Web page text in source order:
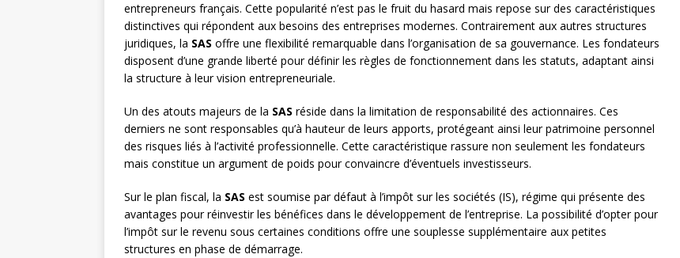
entrepreneurs français. Cette popularité n’est pas le fruit du hasard mais repose sur des caractéristiques
distinctives qui répondent aux besoins des entreprises modernes. Contrairement aux autres structures
juridiques, la SAS offre une flexibilité remarquable dans l’organisation de sa gouvernance. Les fondateurs
disposent d’une grande liberté pour définir les règles de fonctionnement dans les statuts, adaptant ainsi
la structure à leur vision entrepreneuriale.
Un des atouts majeurs de la SAS réside dans la limitation de responsabilité des actionnaires. Ces
derniers ne sont responsables qu’à hauteur de leurs apports, protégeant ainsi leur patrimoine personnel
des risques liés à l’activité professionnelle. Cette caractéristique rassure non seulement les fondateurs
mais constitue un argument de poids pour convaincre d’éventuels investisseurs.
Sur le plan fiscal, la SAS est soumise par défaut à l’impôt sur les sociétés (IS), régime qui présente des
avantages pour réinvestir les bénéfices dans le développement de l’entreprise. La possibilité d’opter pour
l’impôt sur le revenu sous certaines conditions offre une souplesse supplémentaire aux petites
structures en phase de démarrage.